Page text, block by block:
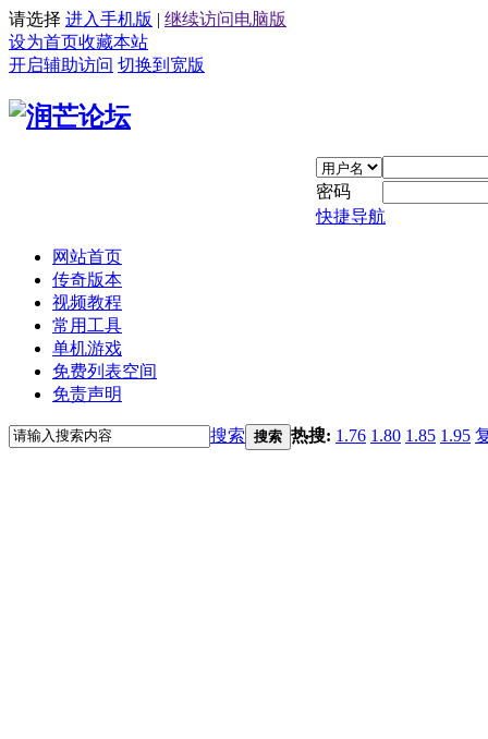
请选择 进入手机版 | 继续访问电脑版
设为首页收藏本站
开启辅助访问 切换到宽版
密码
快捷导航
网站首页
传奇版本
视频教程
常用工具
单机游戏
免费列表空间
免责声明
搜索 搜索 热搜: 1.76 1.80 1.85 1.95